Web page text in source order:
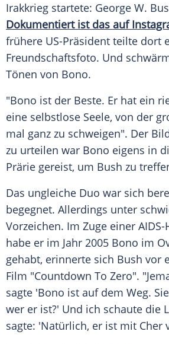
Irakkrieg startete: George W.
Dokumentiert ist das auf
frühere US-Präsident teilte dort
Freundschaftsfoto. Und
Tönen von Bono.
"Bono ist der Beste. Er hat ein
eine selbstlose Seele, von der
mal ganz zu schweigen". Der
zu urteilen war Bono eigens in
Prärie gereist, um Bush zu
Das ungleiche Duo war sich
begegnet. Allerdings unter
Vorzeichen. Im Zuge einer
habe er im Jahr 2005 Bono im
gehabt, erinnerte sich Bush vor
Film "Countdown To Zero".
sagte 'Bono ist auf dem Weg.
wer er ist?' Und ich schaute die
sagte: 'Natürlich, er ist mit Cher